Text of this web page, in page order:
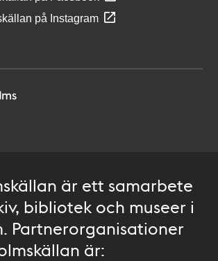
på Instagram
är ett samarbete
bibliotek och museer i
Partnerorganisationer
är: